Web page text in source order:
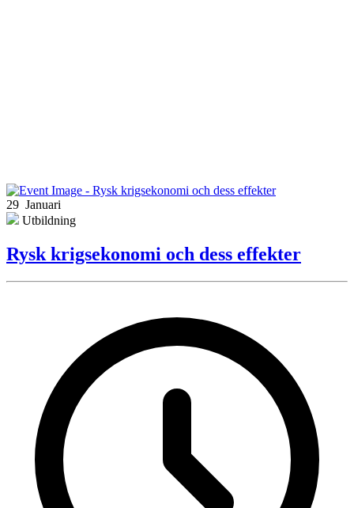
29 Januari
Utbildning
Rysk krigsekonomi och dess effekter